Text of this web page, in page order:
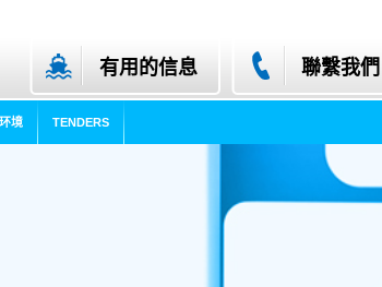
有用的信息 聯繫我們
境 TENDERS